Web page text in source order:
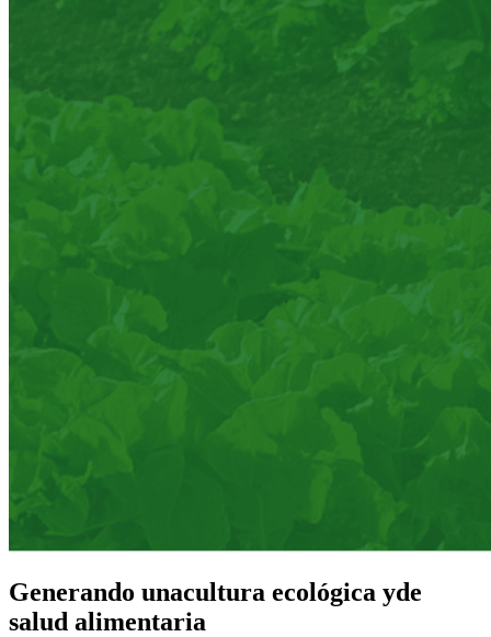
Generando unacultura ecológica yde
salud alimentaria